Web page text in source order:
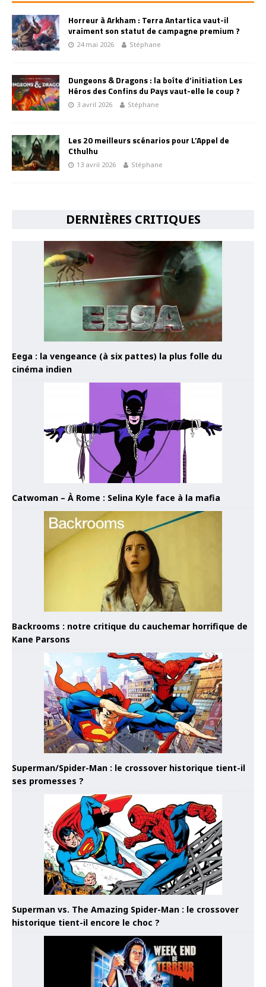
Horreur à Arkham : Terra Antartica vaut-il
vraiment son statut de campagne premium ?
24 mai 2026 Stéphane
Dungeons & Dragons : la boîte d’initiation Les
Héros des Confins du Pays vaut-elle le coup ?
3 avril 2026 Stéphane
Les 20 meilleurs scénarios pour L’Appel de
Cthulhu
13 avril 2026 Stéphane
DERNIÈRES CRITIQUES
Eega : la vengeance (à six pattes) la plus folle du
cinéma indien
Catwoman – À Rome : Selina Kyle face à la mafia
Backrooms : notre critique du cauchemar horrifique de
Kane Parsons
Superman/Spider-Man : le crossover historique tient-il
ses promesses ?
Superman vs. The Amazing Spider-Man : le crossover
historique tient-il encore le choc ?